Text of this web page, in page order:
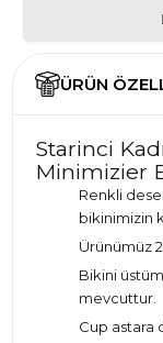
ÜRÜN
Starinci
Minimizier
Renkli
bikinimizin
Ürünümüz
Bikini
mevcuttur.
Cup astara